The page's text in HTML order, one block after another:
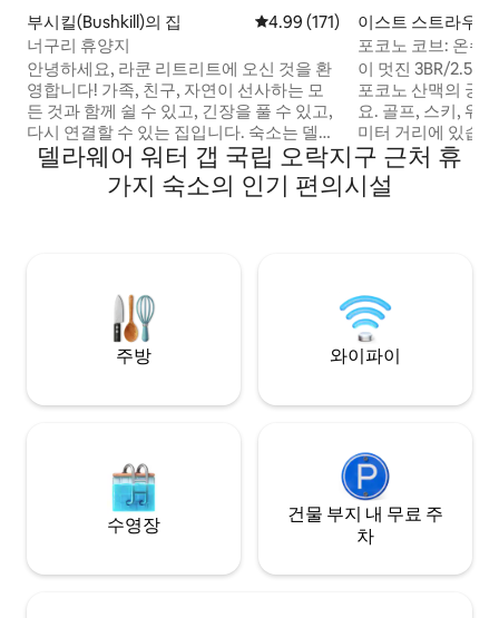
부시킬(Bushkill)의 집 평점 4.99점(5점 만점), 후기 171
4.99 (171)
너구리 휴양지
안녕하세요, 라쿤 리트리트에 오신 것을 환
영합니다! 가족, 친구, 자연이 선사하는 모
든 것과 함께 쉴 수 있고, 긴장을 풀 수 있고,
다시 연결할 수 있는 집입니다. 숙소는 델라
웨어 워터 갭 국립 휴양지 내에 있습니다. 이
곳에서 하이킹 트레일, 폭포, 수영, 집라인,
낚시, 승마, 카누 및 카약뿐만 아니라 눈이
거진 부지에 자리하고 있습니다. 이곳에 숙
박하고 싶으신 경우, 아늑하고 따뜻한 느낌
집에서 요리한 식사를 준비할 수 있는 완비
의 차량을 주차할 수 있는 넉넉한 공간을 갖
춘 전용 진입로가 있습니다. 인스타그램에
서 @raccoonretreat 계정을 팔로우하세
를 존중해 주세요. 이 공간을 만들기 위해 많
이스트 스트라우
Stroudsburg)의 집
포코노 코브: 온수
등!
이 멋진 3BR/
포코노 산맥의 궁
요. 골프, 스키, 워
미터 거리에 있습니다! 이 현대적인
온수 욕조, 화덕,
드라이 바를 갖추고 있습
고급스러운 디자
공합니다. 포코노
못할 숙박을 즐기
델라웨어 워터 갭 국립 오락지구 근처 휴
가지 숙소의 인기 편의시설
주방 와이파이
수영장
건물 부지 내 무료 주
차